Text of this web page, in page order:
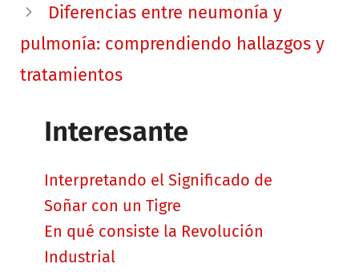
Diferencias entre neumonía y
pulmonía: comprendiendo hallazgos y
tratamientos
Interesante
Interpretando el Significado de
Soñar con un Tigre
En qué consiste la Revolución
Industrial